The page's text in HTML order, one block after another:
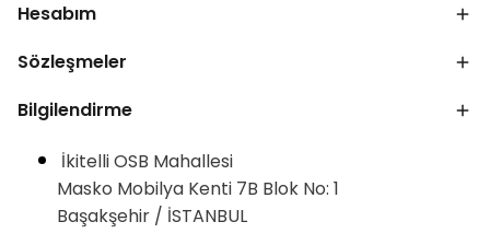
Hesabım
Sözleşmeler
Bilgilendirme
İkitelli OSB Mahallesi
Masko Mobilya Kenti 7B Blok No: 1
Başakşehir / İSTANBUL